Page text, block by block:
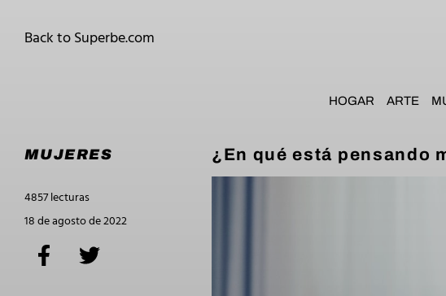
Back to Superbe.com
HOGAR ARTE
¿En qué está pensando
MUJERES
4857 lecturas
18 de agosto de 2022